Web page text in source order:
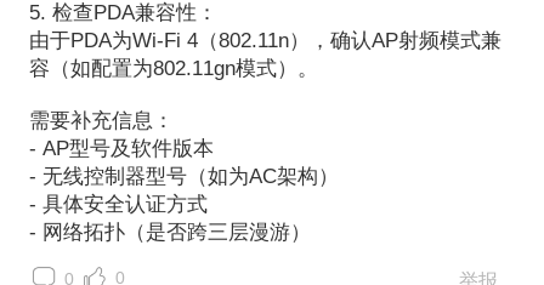
5. 检查PDA兼容性：
由于PDA为Wi-Fi 4（802.11n），确认AP射频模式兼
容（如配置为802.11gn模式）。
需要补充信息：
- AP型号及软件版本
- 无线控制器型号（如为AC架构）
- 具体安全认证方式
- 网络拓扑（是否跨三层漫游）
0 0